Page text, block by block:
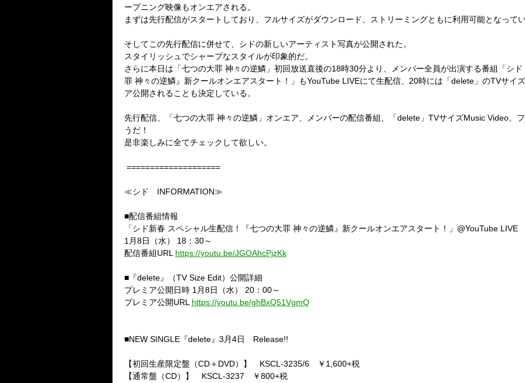
ープニング映像もオンエアされる。
まずは先行配信がスタートしており、フルサイズがダウンロード、ストリーミングともに利用可能となって
そしてこの先行配信に併せて、シドの新しいアーティスト写真が公開された。
スタイリッシュでシャープなスタイルが印象的だ。
さらに本日は「七つの大罪 神々の逆鱗」初回放送直後の18時30分より、メンバー全員が出演する番組「シ
罪 神々の逆鱗』新クールオンエアスタート！」もYouTube LIVEにて生配信、 20時には「delete 」のTVサイ
ア公開されることも決定している。
先行配信、「七つの大罪 神々の逆鱗」オンエア、メンバーの配信番組、 「delete 」 TVサイズMusic Video、
うだ！
是非楽しみに全てチェックして欲しい。
====================
≪シド INFORMATION≫
■配信番組情報
「シド新春 スペシャル生配信！『七つの大罪 神々の逆鱗』新クールオンエアスタート！」 @YouTube LIVE
1 月8日（水） 18 ： 30～
配信番組URL https://youtu.be/JGOAhcPjzKk
■『delete』（TV Size Edit）公開詳細
プレミア公開日時 1 月8日（水） 20 ： 00～
プレミア公開URL https://youtu.be/ghBxQ51VgmQ
■NEW SINGLE 『delete』 3 月4日 Release!!
【初回生産限定盤（CD＋ DVD）】 KSCL-3235/6 ￥ 1,600+税
【通常盤（CD）】 KSCL-3237 ￥800+税